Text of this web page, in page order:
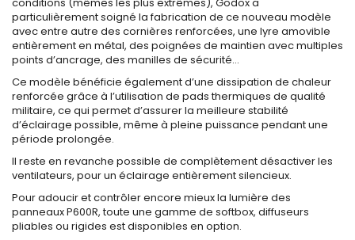
particulièrement soigné la fabrication de ce nouveau modèle
avec entre autre des cornières renforcées, une lyre amovible
entièrement en métal, des poignées de maintien avec multiples
points d’ancrage, des manilles de sécurité...
Ce modèle bénéficie également d’une dissipation de chaleur
renforcée grâce à l’utilisation de pads thermiques de qualité
militaire, ce qui permet d’assurer la meilleure stabilité
d’éclairage possible, même à pleine puissance pendant une
période prolongée.
Il reste en revanche possible de complètement désactiver les
ventilateurs, pour un éclairage entièrement silencieux.
Pour adoucir et contrôler encore mieux la lumière des
panneaux P600R, toute une gamme de softbox, diffuseurs
pliables ou rigides est disponibles en option.